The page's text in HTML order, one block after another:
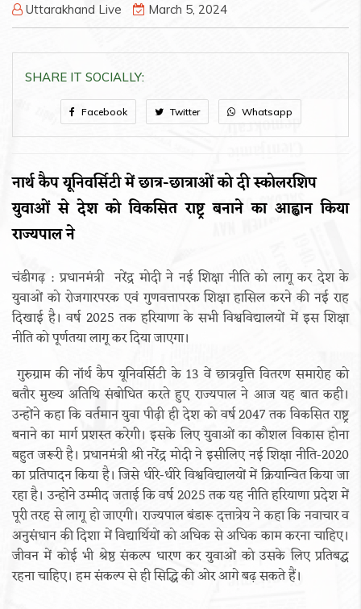
Uttarakhand Live March 5, 2024
SHARE IT SOCIALLY:
Facebook Twitter Whatsapp
नार्थ कैप यूनिवर्सिटी में छात्र-छात्राओं को दी स्कोलरशिप
युवाओं से देश को विकसित राष्ट्र बनाने का आह्वान किया
राज्यपाल ने
चंडीगढ़ : प्रधानमंत्री नरेंद्र मोदी ने नई शिक्षा नीति को लागू कर देश के
युवाओं को रोजगारपरक एवं गुणवत्तापरक शिक्षा हासिल करने की नई राह
दिखाई है। वर्ष 2025 तक हरियाणा के सभी विश्वविद्यालयों में इस शिक्षा
नीति को पूर्णतया लागू कर दिया जाएगा।
गुरुग्राम की नॉर्थ कैप यूनिवर्सिटी के 13 वें छात्रवृत्ति वितरण समारोह को
बतौर मुख्य अतिथि संबोधित करते हुए राज्यपाल ने आज यह बात कही।
उन्होंने कहा कि वर्तमान युवा पीढ़ी ही देश को वर्ष 2047 तक विकसित राष्ट्र
बनाने का मार्ग प्रशस्त करेगी। इसके लिए युवाओं का कौशल विकास होना
बहुत जरूरी है। प्रधानमंत्री श्री नरेंद्र मोदी ने इसीलिए नई शिक्षा नीति-2020
का प्रतिपादन किया है। जिसे धीरे-धीरे विश्वविद्यालयों में क्रियान्वित किया जा
रहा है। उन्होंने उम्मीद जताई कि वर्ष 2025 तक यह नीति हरियाणा प्रदेश में
पूरी तरह से लागू हो जाएगी। राज्यपाल बंडारू दत्तात्रेय ने कहा कि नवाचार व
अनुसंधान की दिशा में विद्यार्थियों को अधिक से अधिक काम करना चाहिए।
जीवन में कोई भी श्रेष्ठ संकल्प धारण कर युवाओं को उसके लिए प्रतिबद्घ
रहना चाहिए। हम संकल्प से ही सिद्धि की ओर आगे बढ़ सकते हैं।